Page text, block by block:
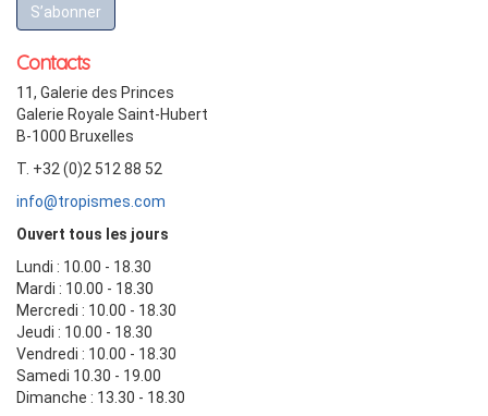
S’abonner
Contacts
11, Galerie des Princes
Galerie Royale Saint-Hubert
B-1000 Bruxelles
T. +32 (0)2 512 88 52
info@tropismes.com
Ouvert tous les jours
Lundi : 10.00 - 18.30
Mardi : 10.00 - 18.30
Mercredi : 10.00 - 18.30
Jeudi : 10.00 - 18.30
Vendredi : 10.00 - 18.30
Samedi 10.30 - 19.00
Dimanche : 13.30 - 18.30